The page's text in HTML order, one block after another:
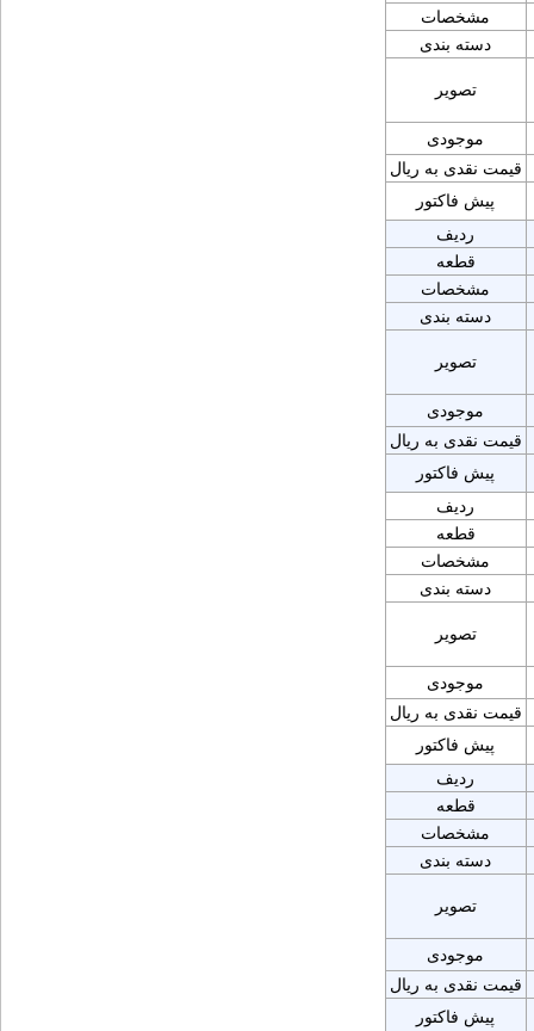
مشخصات
دسته بندی
تصویر
موجودی
قیمت نقدی به ریال
پیش فاکتور
ردیف
قطعه
مشخصات
دسته بندی
تصویر
موجودی
قیمت نقدی به ریال
پیش فاکتور
ردیف
قطعه
مشخصات
دسته بندی
تصویر
موجودی
قیمت نقدی به ریال
پیش فاکتور
ردیف
قطعه
مشخصات
دسته بندی
تصویر
موجودی
قیمت نقدی به ریال
پیش فاکتور